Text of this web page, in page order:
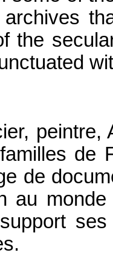
the
peintre,
de
de
au